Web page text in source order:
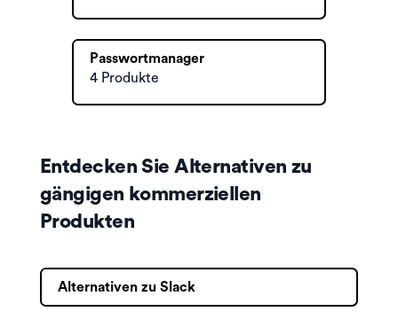
Passwortmanager
4 Produkte
Entdecken Sie Alternativen zu
gängigen kommerziellen
Produkten
Alternativen zu Slack